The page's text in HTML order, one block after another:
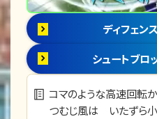
ディフェンス
シュートブロ
コマのような高速回転
つむじ風は いたずら小